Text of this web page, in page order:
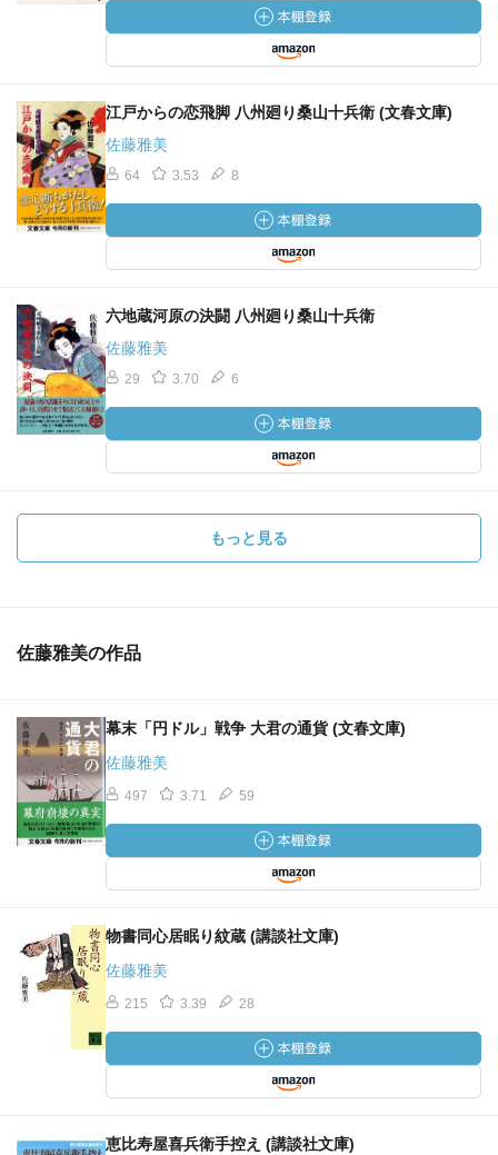
江戸からの恋飛脚 八州廻り桑山十兵衛 (文春文庫)
佐藤雅美
64 3.53 8
六地蔵河原の決闘 八州廻り桑山十兵衛
佐藤雅美
29 3.70 6
もっと見る
佐藤雅美の作品
幕末「円ドル」戦争 大君の通貨 (文春文庫)
佐藤雅美
497 3.71 59
物書同心居眠り紋蔵 (講談社文庫)
佐藤雅美
215 3.39 28
恵比寿屋喜兵衛手控え (講談社文庫)